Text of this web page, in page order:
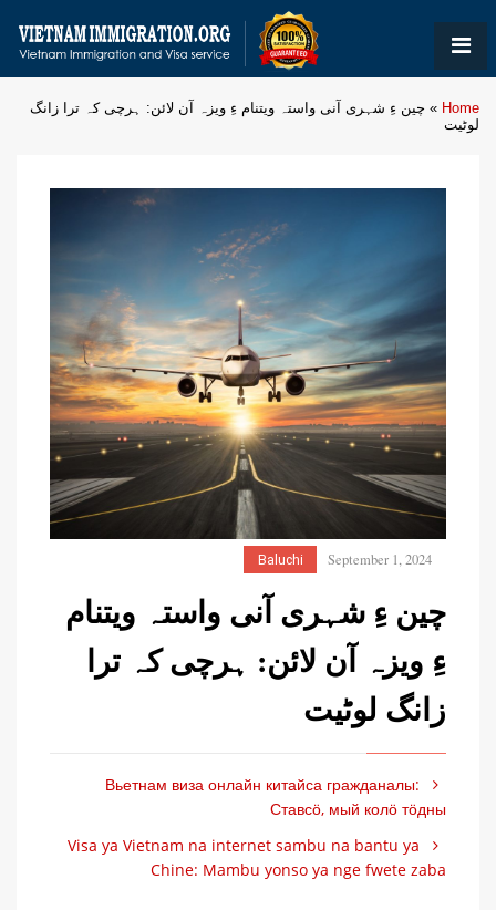
Home
» چین ءِ شہری آنی واستہ ویتنام ءِ ویزہ آن لائن: ہرچی کہ ترا زانگ
لوٹیت
September 1, 2024
Baluchi
چین ءِ شہری آنی واستہ ویتنام
ءِ ویزہ آن لائن: ہرچی کہ ترا
زانگ لوٹیت
Вьетнам виза онлайн китайса гражданалы:
Ставсӧ, мый колӧ тӧдны
Visa ya Vietnam na internet sambu na bantu ya
Chine: Mambu yonso ya nge fwete zaba